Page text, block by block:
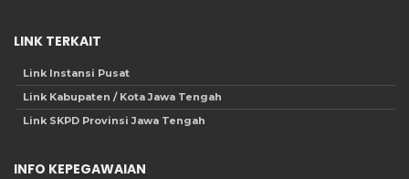
LINK TERKAIT
Link Instansi Pusat
Link Kabupaten / Kota Jawa Tengah
Link SKPD Provinsi Jawa Tengah
INFO KEPEGAWAIAN